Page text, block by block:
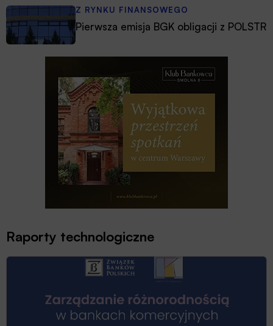
Z RYNKU FINANSOWEGO
Pierwsza emisja BGK obligacji z POLSTR
Raporty technologiczne